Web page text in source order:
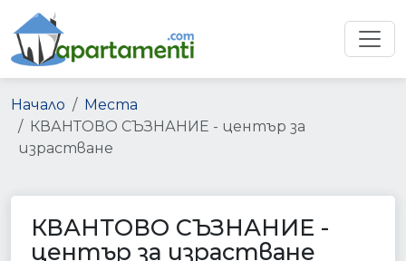
Начало
Места
КВАНТОВО СЪЗНАНИЕ - център за
израстване
КВАНТОВО СЪЗНАНИЕ -
център за израстване